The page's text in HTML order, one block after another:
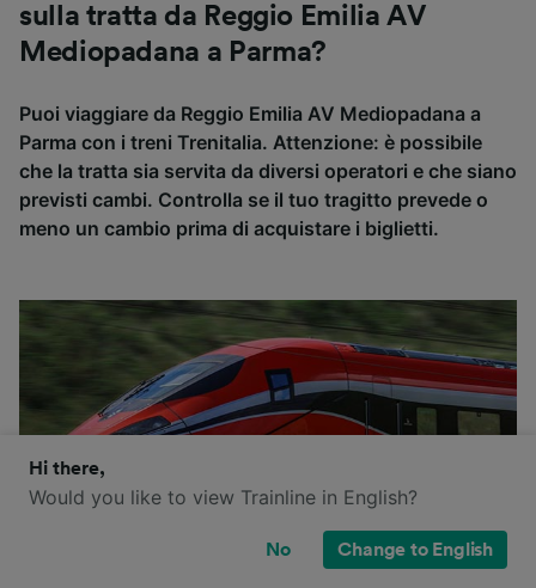
sulla tratta da Reggio Emilia AV
Mediopadana a Parma?
Puoi viaggiare da Reggio Emilia AV Mediopadana a
Parma con i treni Trenitalia. Attenzione: è possibile
che la tratta sia servita da diversi operatori e che siano
previsti cambi. Controlla se il tuo tragitto prevede o
meno un cambio prima di acquistare i biglietti.
Hi there,
Would you like to view Trainline in English?
No Change to English